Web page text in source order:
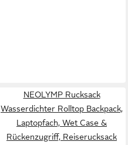
NEOLYMP Rucksack
Wasserdichter Rolltop Backpack,
Laptopfach, Wet Case &
Rückenzugriff, Reiserucksack